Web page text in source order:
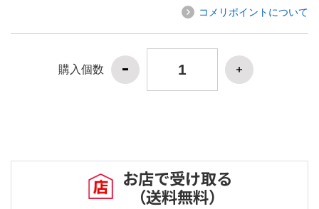
コメリポイントについて
購入個数
お店で受け取る
（送料無料）